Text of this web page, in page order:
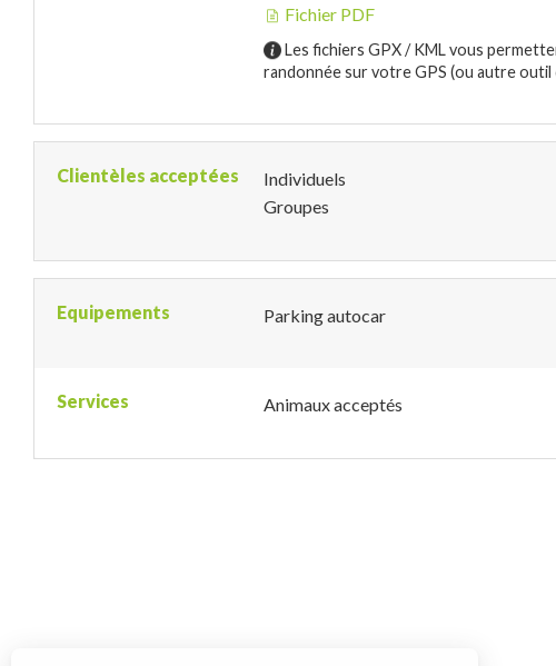
Fichier PDF
Les fichiers GPX / KML vous
randonnée sur votre GPS (ou autre outil
Clientèles acceptées
Individuels
Groupes
Equipements Parking autocar
Services Animaux acceptés